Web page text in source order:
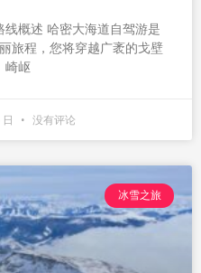
概述 哈密大海道自驾游是
旅程，您将穿越广袤的戈壁
崎岖
没有评论
冰雪之旅